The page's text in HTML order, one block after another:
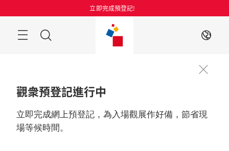
過
立即完成預登記!
ZH
觀衆預登記進行中
立即完成網上預登記，為入場觀展作好備，節省現
場等候時間。
2026年8月25至27日
中國, 上海
更多資訊